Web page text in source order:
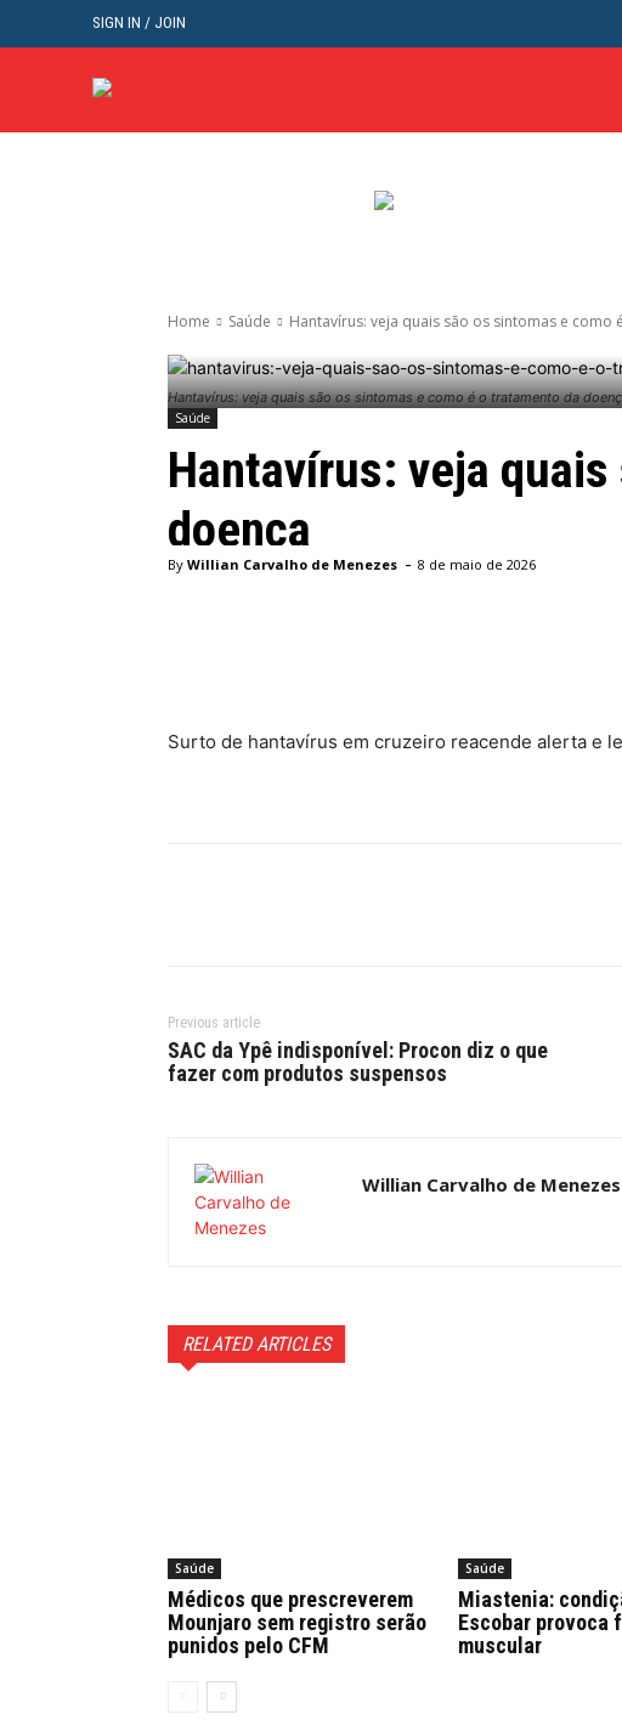
SIGN IN / JOIN
Home Saúde Hantavírus: veja quais são os sintomas e como
Hantavírus: veja quais são os sintomas e como é o tratamento da
Saúde
Hantavírus: veja
doença
By Willian Carvalho de Menezes - 8 de maio de 2026
Surto de hantavírus em cruzeiro reacende alerta e
Previous article
SAC da Ypê indisponível: Procon diz o que
fazer com produtos suspensos
Willian Carvalho de Menezes
RELATED ARTICLES
Saúde
Médicos que prescreverem
Mounjaro sem registro serão
punidos pelo CFM
Saúde
Miastenia:
Escobar provoca
muscular